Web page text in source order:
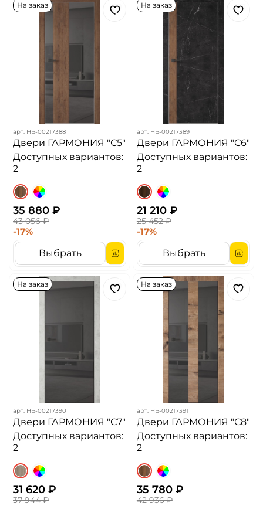
На заказ
арт. НБ-00217388
Двери ГАРМОНИЯ "С5"
Доступных вариантов:
2
35 880 ₽
43 056 ₽
-17%
Выбрать
На заказ
арт. НБ-00217389
Двери ГАРМОНИЯ "С6"
Доступных вариантов:
2
21 210 ₽
25 452 ₽
-17%
Выбрать
На заказ
арт. НБ-00217390
Двери ГАРМОНИЯ "С7"
Доступных вариантов:
2
31 620 ₽
37 944 ₽
На заказ
арт. НБ-00217391
Двери ГАРМОНИЯ "С8"
Доступных вариантов:
2
35 780 ₽
42 936 ₽